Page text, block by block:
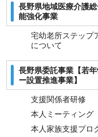
長野県地域医療介護
能強化事業
宅幼老所ステッ
について
長野県委託事業【若
ー設置推進事業】
支援関係者研修
本人ミーティング
本人家族支援プロ